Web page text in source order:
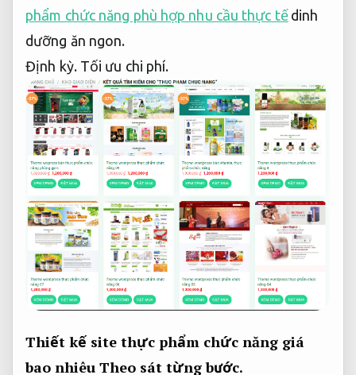
phẩm chức năng phù hợp nhu cầu thực tế dinh
dưỡng ăn ngon.
Định kỳ. Tối ưu chi phí.
Thiết kế site thực phẩm chức năng giá
bao nhiêu Theo sát từng bước.